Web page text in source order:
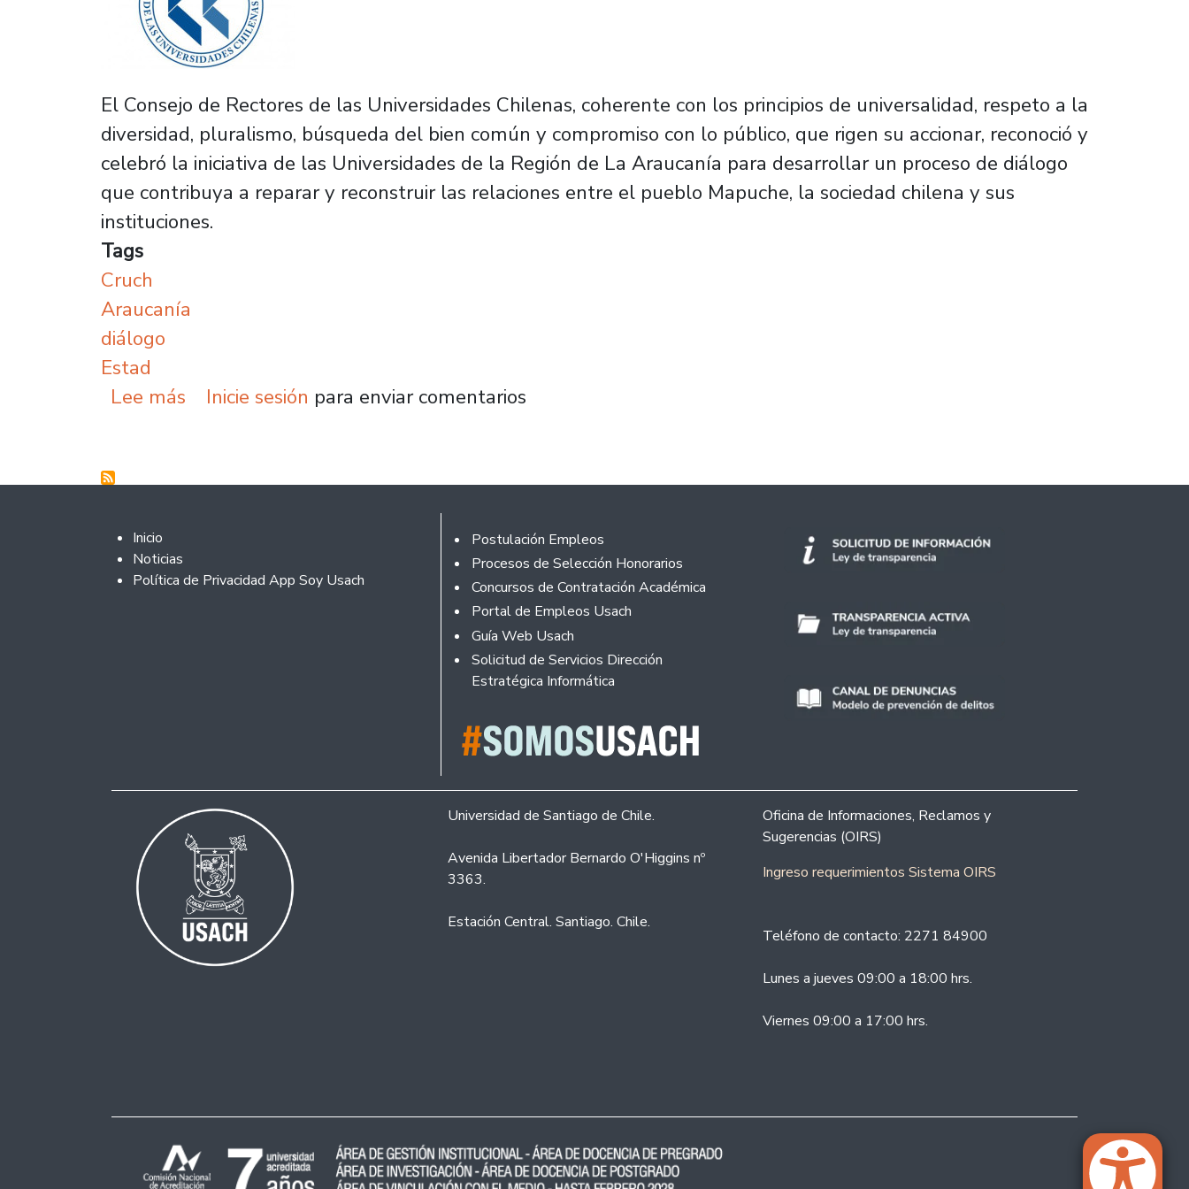
El Consejo de Rectores de las Universidades Chilenas, coherente con los principios de universalidad, respeto a la
diversidad, pluralismo, búsqueda del bien común y compromiso con lo público, que rigen su accionar, reconoció y
celebró la iniciativa de las Universidades de la Región de La Araucanía para desarrollar un proceso de diálogo
que contribuya a reparar y reconstruir las relaciones entre el pueblo Mapuche, la sociedad chilena y sus
instituciones.
Tags
Cruch
Araucanía
diálogo
Estad
Lee más sobre Enfático respaldo del CRUCH a iniciativa de universidades de la Araucanía que favorece diálogo como
Inicie sesión para enviar comentarios
Footer 2
Inicio
Noticias
Política de Privacidad App Soy Usach
Footer
Postulación Empleos
Procesos de Selección Honorarios
Concursos de Contratación Académica
Portal de Empleos Usach
Guía Web Usach
Solicitud de Servicios Dirección
Estratégica Informática
Universidad de Santiago de Chile.
Avenida Libertador Bernardo O'Higgins nº
3363.
Estación Central. Santiago. Chile.
Oficina de Informaciones, Reclamos y
Sugerencias (OIRS)
Ingreso requerimientos Sistema OIRS
Teléfono de contacto: 2271 84900
Lunes a jueves 09:00 a 18:00 hrs.
Viernes 09:00 a 17:00 hrs.